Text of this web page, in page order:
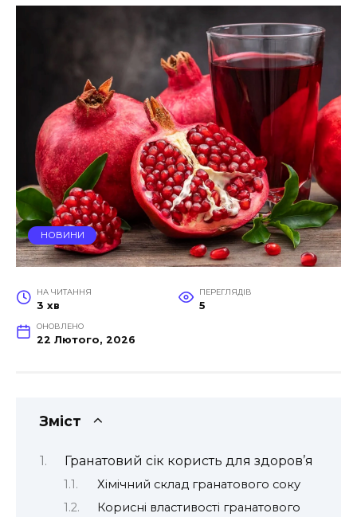
НОВИНИ
НА ЧИТАННЯ
3 хв
ПЕРЕГЛЯДІВ
5
ОНОВЛЕНО
22 Лютого, 2026
Зміст
Гранатовий сік користь для здоров’я
Хімічний склад гранатового соку
Корисні властивості гранатового